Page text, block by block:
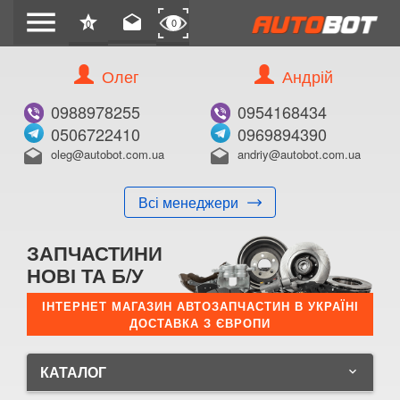
menu star
0 drafts 0
Олег
0988978255
0506722410
drafts oleg@autobot.com.ua
Всі менеджери
Андрій
0954168434
0969894390
drafts andriy@autobot.com.ua
ЗАПЧАСТИНИ
НОВІ ТА Б/У
ІНТЕРНЕТ МАГАЗИН АВТОЗАПЧАСТИН В УКРАЇНІ
ДОСТАВКА З ЄВРОПИ
КАТАЛОГ keyboard_arrow_down